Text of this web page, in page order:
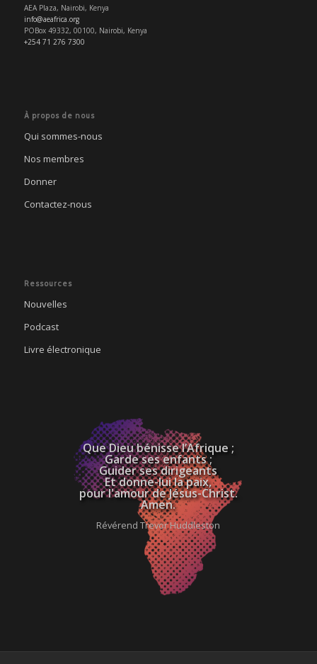
AEA Plaza, Nairobi, Kenya
info@aeafrica.org
POBox 49332, 00100, Nairobi, Kenya
+254 71 276 7300
À propos de nous
Qui sommes-nous
Nos membres
Donner
Contactez-nous
Ressources
Nouvelles
Podcast
Livre électronique
Que Dieu bénisse l’Afrique ;
Garde ses enfants ;
Guider ses dirigeants
Et donne-lui la paix,
pour l'amour de Jésus-Christ.
Amen.
Révérend Trevor Huddleston